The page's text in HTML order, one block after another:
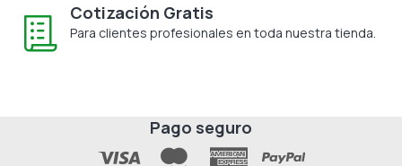
Cotización Gratis
Para clientes profesionales en toda nuestra tienda.
Pago seguro